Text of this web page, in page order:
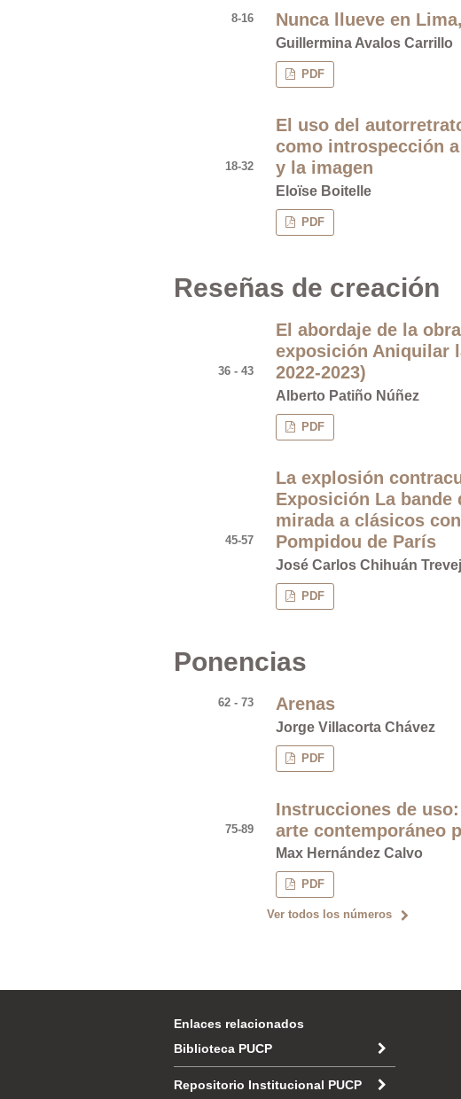
Nunca llueve en
Guillermina Avalos Carrillo
8-16
PDF
El uso del
como introspección
y la imagen
Eloïse Boitelle
18-32
PDF
Reseñas de creación
El abordaje de la
exposición Aniquilar
2022-2023)
Alberto Patiño Núñez
36 - 43
PDF
La explosión
Exposición La bande
mirada a clásicos
Pompidou de París
José Carlos Chihuán
45-57
PDF
Ponencias
Arenas
Jorge Villacorta Chávez
62 - 73
PDF
Instrucciones de
arte contemporáneo
Max Hernández Calvo
75-89
PDF
Ver todos los números
Enlaces relacionados
Biblioteca PUCP
Repositorio Institucional PUCP